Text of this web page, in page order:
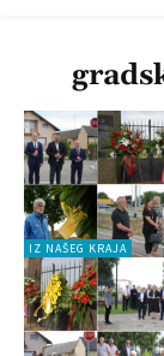
IZ NAŠEG KRAJA